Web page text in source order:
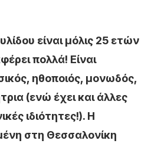
είναι μόλις 25 ετών
πολλά! Είναι
ηθοποιός, μονωδός,
(ενώ έχει και άλλες
ιδιότητες!). Η
στη Θεσσαλονίκη